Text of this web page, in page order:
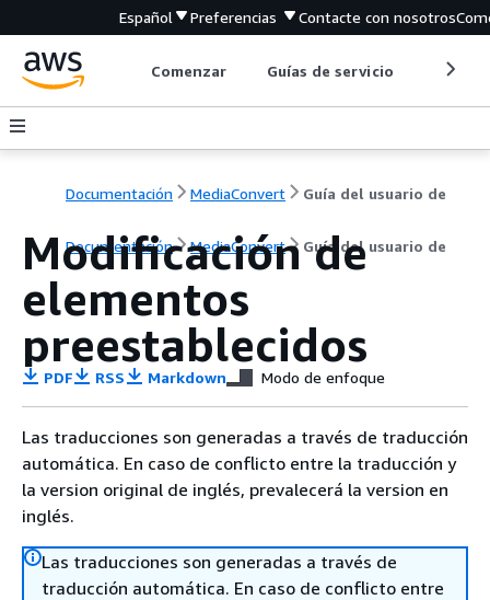
Español Preferencias Contacte con nosotros
Comenzar Guías de servicio
Documentación MediaConvert Guía del usuario de
Documentación MediaConvert Guía del usuario de
Modificación de
elementos
preestablecidos
PDF RSS Markdown Modo de enfoque
Las traducciones son generadas a través de traducción
automática. En caso de conflicto entre la traducción y
la version original de inglés, prevalecerá la version en
inglés.
Las traducciones son generadas a través de
traducción automática. En caso de conflicto entre